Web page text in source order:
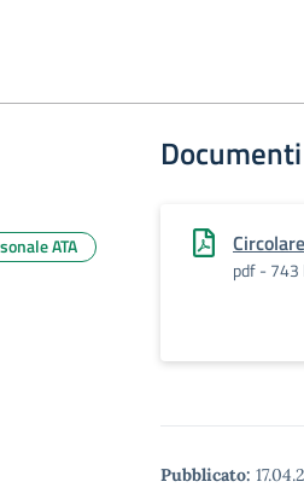
Documenti
pdf - 743
Pubblicato:
ATA